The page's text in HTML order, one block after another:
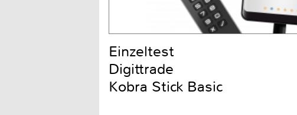
Einzeltest
Digittrade
Kobra Stick Basic